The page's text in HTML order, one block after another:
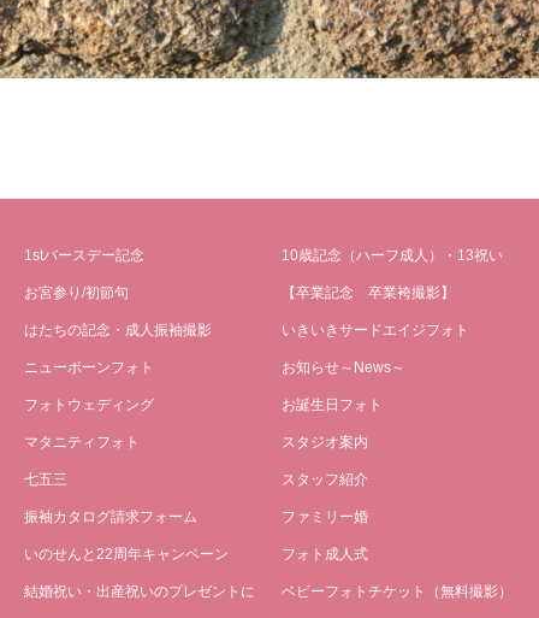
1stバースデー記念
お宮参り/初節句
はたちの記念・成人振袖撮影
ニューボーンフォト
フォトウェディング
マタニティフォト
七五三
振袖カタログ請求フォーム
いのせんと22周年キャンペーン
結婚祝い・出産祝いのプレゼントに
10歳記念（ハーフ成人）・13祝い
【卒業記念 卒業袴撮影】
いきいきサードエイジフォト
お知らせ～News～
お誕生日フォト
スタジオ案内
スタッフ紹介
ファミリー婚
フォト成人式
ベビーフォトチケット（無料撮影）